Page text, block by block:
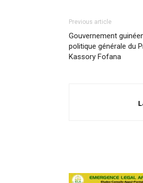
Previous article
Gouvernement
politique générale du
Kassory Fofana